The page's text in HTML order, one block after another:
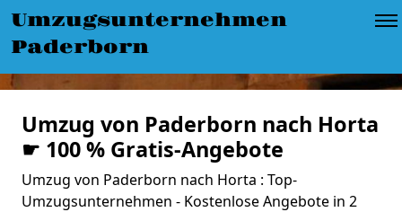
Umzugsunternehmen
Paderborn
Umzug von Paderborn nach Horta
☛ 100 % Gratis-Angebote
Umzug von Paderborn nach Horta : Top-
Umzugsunternehmen - Kostenlose Angebote in 2